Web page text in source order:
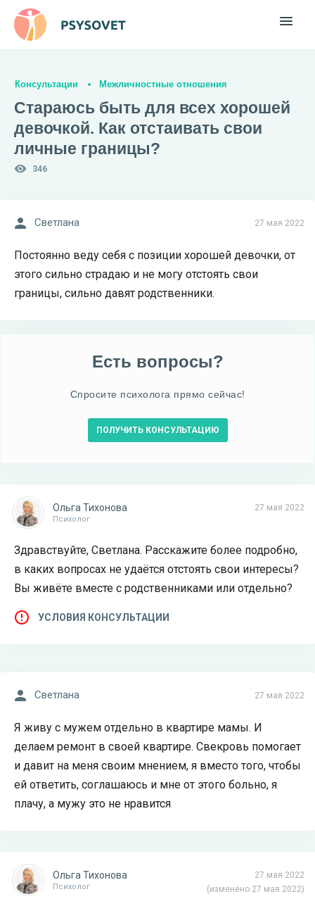
Консультации Межличностные отношения
Стараюсь быть для всех хорошей
девочкой. Как отстаивать свои
личные границы?
346
27 мая 2022
Светлана
Постоянно веду себя с позиции хорошей девочки, от
этого сильно страдаю и не могу отстоять свои
границы, сильно давят родственники.
Есть вопросы?
Спросите психолога прямо сейчас!
ПОЛУЧИТЬ КОНСУЛЬТАЦИЮ
27 мая 2022
Ольга Тихонова
Психолог
Здравствуйте, Светлана. Расскажите более подробно,
в каких вопросах не удаётся отстоять свои интересы?
Вы живёте вместе с родственниками или отдельно?
УСЛОВИЯ КОНСУЛЬТАЦИИ
27 мая 2022
Светлана
Я живу с мужем отдельно в квартире мамы. И
делаем ремонт в своей квартире. Свекровь помогает
и давит на меня своим мнением, я вместо того, чтобы
ей ответить, соглашаюсь и мне от этого больно, я
плачу, а мужу это не нравится
27 мая 2022
(изменено 27 мая 2022)
Ольга Тихонова
Психолог